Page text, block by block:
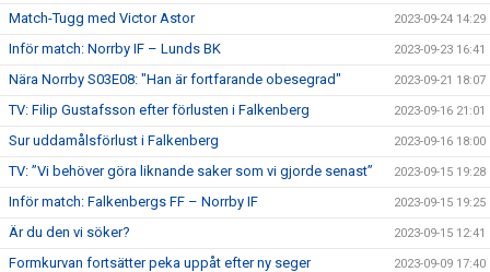
Match-Tugg med Victor Astor 2023-09-24 14:29
Inför match: Norrby IF – Lunds BK 2023-09-23 16:41
Nära Norrby S03E08: "Han är fortfarande obesegrad" 2023-09-21 18:07
TV: Filip Gustafsson efter förlusten i Falkenberg 2023-09-16 21:01
Sur uddamålsförlust i Falkenberg 2023-09-16 18:00
TV: ”Vi behöver göra liknande saker som vi gjorde senast” 2023-09-15 19:28
Inför match: Falkenbergs FF – Norrby IF 2023-09-15 19:25
Är du den vi söker? 2023-09-15 12:41
Formkurvan fortsätter peka uppåt efter ny seger 2023-09-09 17:40